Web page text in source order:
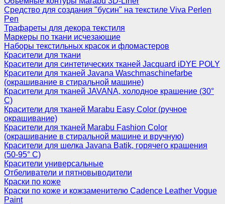
Средство для создания "бусин" на текстиле Viva Perlen
Pen
Трафареты для декора текстиля
Маркеры по ткани исчезающие
Наборы текстильных красок и фломастеров
Красители для ткани
Красители для синтетических тканей Jacquard iDYE POLY
Красители для тканей Javana Waschmaschinefarbe
(окрашивание в стиральной машине)
Красители для тканей JAVANA, холодное крашение (30°
С)
Красители для тканей Marabu Easy Color (ручное
окрашивание)
Красители для тканей Marabu Fashion Color
(окрашивание в стиральной машине и вручную)
Красители для шелка Javana Batik, горячего крашения
(50-95° С)
Красители универсальные
Отбеливатели и пятновыводители
Краски по коже
Краски по коже и кожзаменителю Cadence Leather Vogue
Paint